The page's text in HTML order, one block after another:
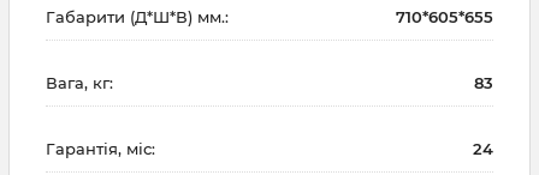
Габарити (Д*Ш*В) мм.: 710*605*655
Вага, кг: 83
Гарантія, міс: 24